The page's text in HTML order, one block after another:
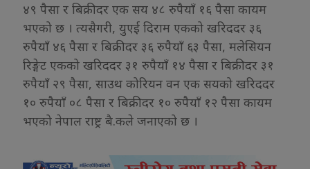
४९ पैसा र बिक्रीदर एक सय ४८ रुपैयाँ १६ पैसा कायम
भएको छ । त्यसैगरी, युएई दिराम एकको खरिददर ३६
रुपैयाँ ४६ पैसा र बिक्रीदर ३६ रुपैयाँ ६३ पैसा, मलेसियन
रिङ्गेट एकको खरिददर ३१ रुपैयाँ १४ पैसा र बिक्रीदर ३१
रुपैयाँ २९ पैसा, साउथ कोरियन वन एक सयको खरिददर
१० रुपैयाँ ०८ पैसा र बिक्रीदर १० रुपैयाँ १२ पैसा कायम
भएको नेपाल राष्ट्र बै.कले जनाएको छ ।